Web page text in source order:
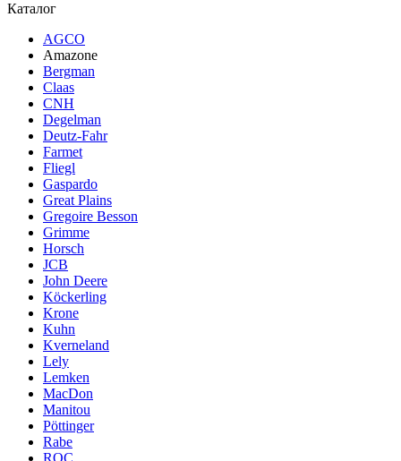
Каталог
AGCO
Amazone
Bergman
Claas
CNH
Degelman
Deutz-Fahr
Farmet
Fliegl
Gaspardo
Great Plains
Gregoire Besson
Grimme
Horsch
JCB
John Deere
Köckerling
Krone
Kuhn
Kverneland
Lely
Lemken
MacDon
Manitou
Pöttinger
Rabe